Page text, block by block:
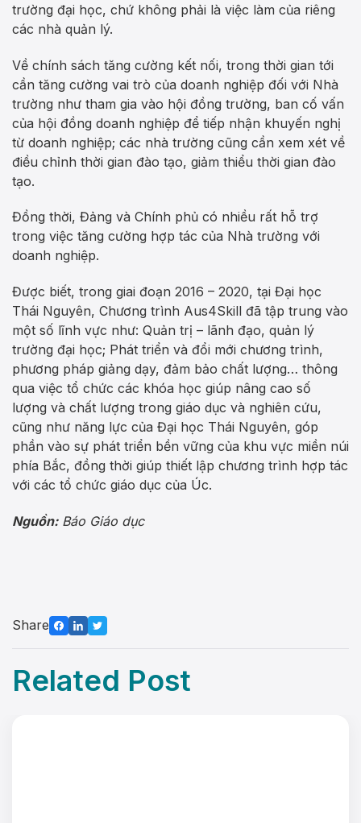
trường đại học, chứ không phải là việc làm của riêng
các nhà quản lý.
Về chính sách tăng cường kết nối, trong thời gian tới
cần tăng cường vai trò của doanh nghiệp đối với Nhà
trường như tham gia vào hội đồng trường, ban cố vấn
của hội đồng doanh nghiệp để tiếp nhận khuyến nghị
từ doanh nghiệp; các nhà trường cũng cần xem xét về
điều chỉnh thời gian đào tạo, giảm thiểu thời gian đào
tạo.
Đồng thời, Đảng và Chính phủ có nhiều rất hỗ trợ
trong việc tăng cường hợp tác của Nhà trường với
doanh nghiệp.
Được biết, trong giai đoạn 2016 – 2020, tại Đại học
Thái Nguyên, Chương trình Aus4Skill đã tập trung vào
một số lĩnh vực như: Quản trị – lãnh đạo, quản lý
trường đại học; Phát triển và đổi mới chương trình,
phương pháp giảng dạy, đảm bảo chất lượng… thông
qua việc tổ chức các khóa học giúp nâng cao số
lượng và chất lượng trong giáo dục và nghiên cứu,
cũng như năng lực của Đại học Thái Nguyên, góp
phần vào sự phát triển bền vững của khu vực miền núi
phía Bắc, đồng thời giúp thiết lập chương trình hợp tác
với các tổ chức giáo dục của Úc.
Nguồn:Báo Giáo dục
Share
Related Post